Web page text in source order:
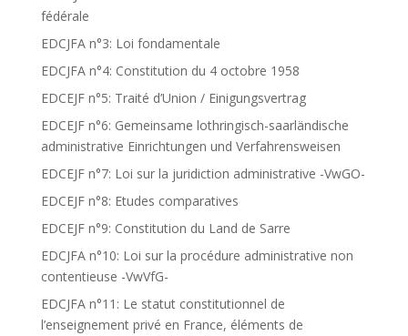
fédérale
EDCJFA n°3: Loi fondamentale
EDCJFA n°4: Constitution du 4 octobre 1958
EDCEJF n°5: Traité d’Union / Einigungsvertrag
EDCEJF n°6: Gemeinsame lothringisch-saarländische
administrative Einrichtungen und Verfahrensweisen
EDCEJF n°7: Loi sur la juridiction administrative -VwGO-
EDCEJF n°8: Etudes comparatives
EDCEJF n°9: Constitution du Land de Sarre
EDCJFA n°10: Loi sur la procédure administrative non
contentieuse -VwVfG-
EDCJFA n°11: Le statut constitutionnel de
l’enseignement privé en France, éléments de